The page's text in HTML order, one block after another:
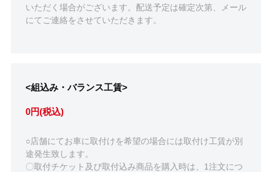
いただく場合がございます。配送予定は確定次第、メール
にてご連絡をさせていただきます。
<組込み・バランス工賃>
0円(税込)
○店舗にてお車に取付けを希望の場合には取付け工賃が別
途発生致します。
〇取付チケット及び取付込み商品を購入時は、1注文につ